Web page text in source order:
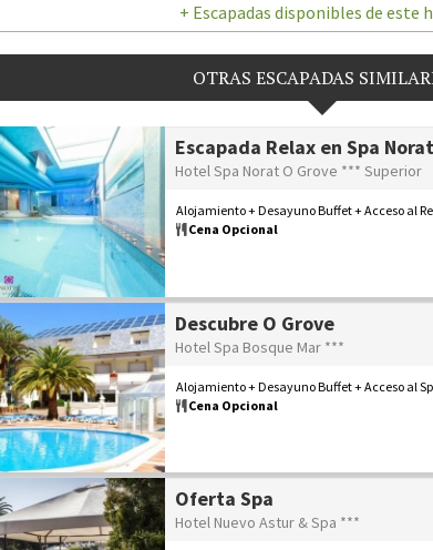
+ Escapadas disponibles de este
OTRAS ESCAPADAS
Escapada Relax en Spa
Hotel Spa Norat O Grove *** Superior
Alojamiento + Desayuno Buffet + Acceso al
Cena Opcional
Descubre O Grove
Hotel Spa Bosque Mar ***
Alojamiento + Desayuno Buffet + Acceso al
Cena Opcional
Oferta Spa
Hotel Nuevo Astur & Spa ***